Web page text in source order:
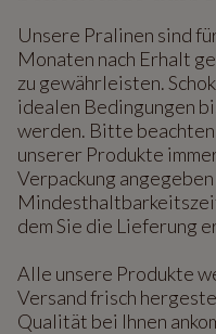
Unsere Pralinen sind
Monaten nach Erhalt
zu gewährleisten.
idealen Bedingungen
werden. Bitte
unserer Produkte
Verpackung
dem Sie die Lieferung
Alle unsere Produkte
Versand frisch
Qualität bei Ihnen